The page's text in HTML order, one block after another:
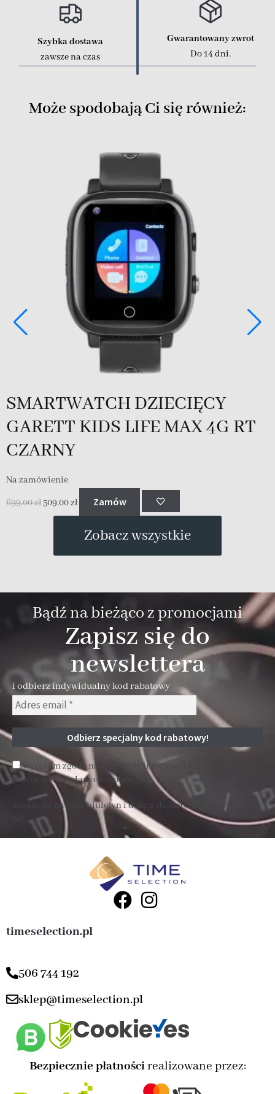
Szybka dostawa
zawsze na czas
Gwarantowany zwrot
Do 14 dni.
Może spodobają Ci się również:
SMARTWATCH DZIECIĘCY
GARETT KIDS LIFE MAX 4G RT
CZARNY
Na zamówienie
699.00zł509.00zł Zamów
Zobacz wszystkie
Bądź na bieżąco z promocjami
Zapisz się do
newslettera
i odbierz indywidualny kod rabatowy
Wyrażam zgodę na wysyłanie informacji handlowej i
przetwarzanie danych osobowych
Zapisz się na nasz biuletyn i dołącz do innych subskrybentów
timeselection.pl
506 744 192
sklep@timeselection.pl
Bezpiecznie płatnościrealizowane przez: